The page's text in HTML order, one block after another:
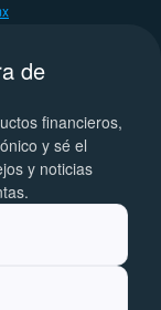
de
financieros,
y sé el
y noticias